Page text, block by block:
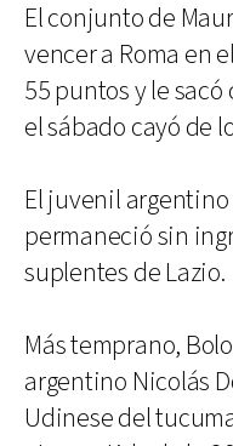
El conjunto de
vencer a Roma en
55 puntos y le
el sábado cayó de
El juvenil argentino
permaneció sin
suplentes de Lazio.
Más temprano,
argentino Nicolás
Udinese del